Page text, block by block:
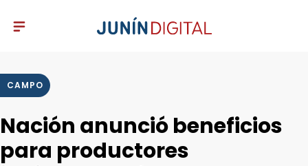
CAMPO
Nación anunció beneficios
para productores